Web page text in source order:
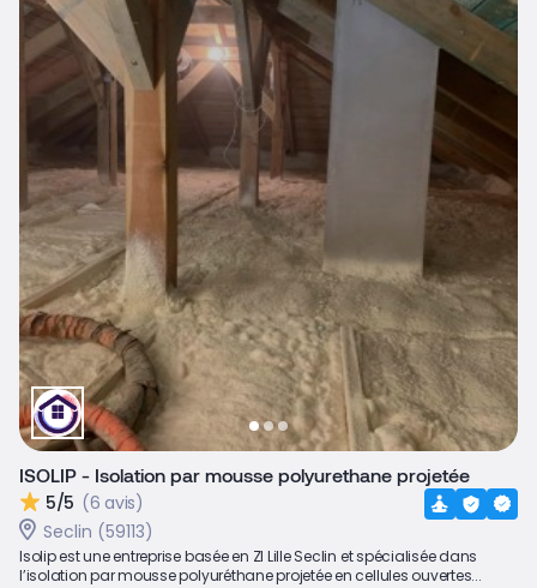
ISOLIP - Isolation par mousse polyurethane projetée
5/5 (6 avis)
Seclin (59113)
Isolip est une entreprise basée en ZI Lille Seclin et spécialisée dans
l’isolation par mousse polyuréthane projetée en cellules ouvertes...